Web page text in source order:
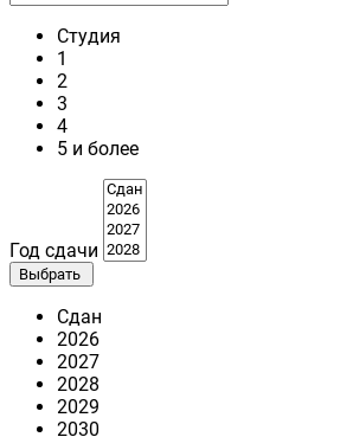
Студия
1
2
3
4
5 и более
Год сдачи
Выбрать
Сдан
2026
2027
2028
2029
2030